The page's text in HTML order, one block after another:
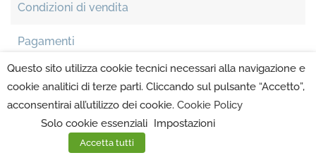
Condizioni di vendita
Pagamenti
Spedizioni
Informazioni sui resi
NON SI ACCETTA PAGAMENTO CON CONTRASSEGNO
Questo sito utilizza cookie tecnici necessari alla navigazione e
cookie analitici di terze parti. Cliccando sul pulsante “Accetto”,
acconsentirai all’utilizzo dei cookie. Cookie Policy
Solo cookie essenziali Impostazioni
Accetta tutti